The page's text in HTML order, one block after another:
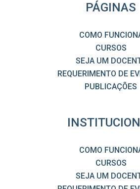
PÁGINAS
COMO
CURSOS
SEJA UM
REQUERIMENTO DE
PUBLICAÇÕES
COMO
CURSOS
SEJA UM